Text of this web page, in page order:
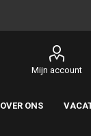
Mijn account
OVER ONS